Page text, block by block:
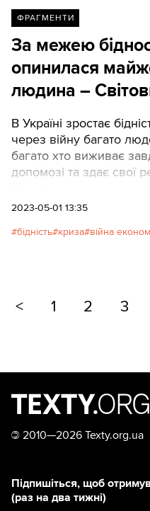
ФРАГМЕНТИ
За межею
опинилася
людина –
В Україні зростає
через війну багато
багато хто виживає
допомозі та здає свої
2023-05-01 13:35
бідність криза війна
< 1 2 3
© 2010—2026 Texty.org.ua
Підпишіться, щоб
(раз на два тижні)